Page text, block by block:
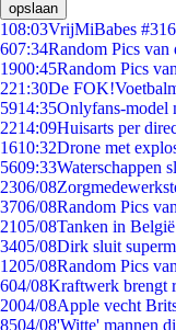
opslaan
108:03VrijMiBabes
607:34Random Pics van
1900:45Random Pics
221:30De
5914:35Onlyfans-model
2214:09Huisarts per
1610:32Drone met
5609:33Waterschappen
2306/08
3706/08Random Pics
2105/08Tanken in
3405/08Dirk sluit
1205/08Random Pics
604/08Kraftwerk brengt
2004/08Apple vecht
8504/08'Witte' mannen